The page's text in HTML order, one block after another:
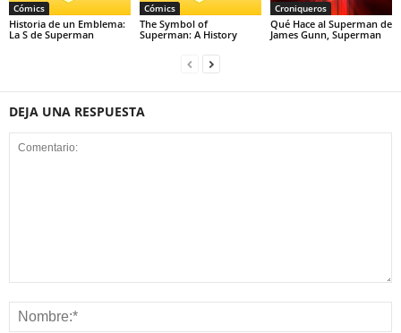
Cómics
Historia de un Emblema:
La S de Superman
Cómics
The Symbol of
Superman: A History
Croniqueros
Qué Hace al Superman de
James Gunn, Superman
DEJA UNA RESPUESTA